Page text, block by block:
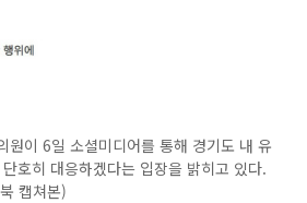
이 6일 소셜미디어를 통해 경기도 내 유
단호히 대응하겠다는 입장을 밝히고 있다.
캡쳐본)